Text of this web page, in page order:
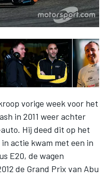
vorige week voor het
in 2011 weer achter
Hij deed dit op het
actie kwam met een in
E20, de wagen
de Grand Prix van Abu